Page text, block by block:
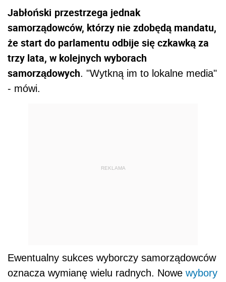
Jabłoński przestrzega jednak
samorządowców, którzy nie zdobędą mandatu,
że start do parlamentu odbije się czkawką za
trzy lata, w kolejnych wyborach
samorządowych. "Wytkną im to lokalne media"
- mówi.
REKLAMA
Ewentualny sukces wyborczy samorządowców
oznacza wymianę wielu radnych. Nowe wybory